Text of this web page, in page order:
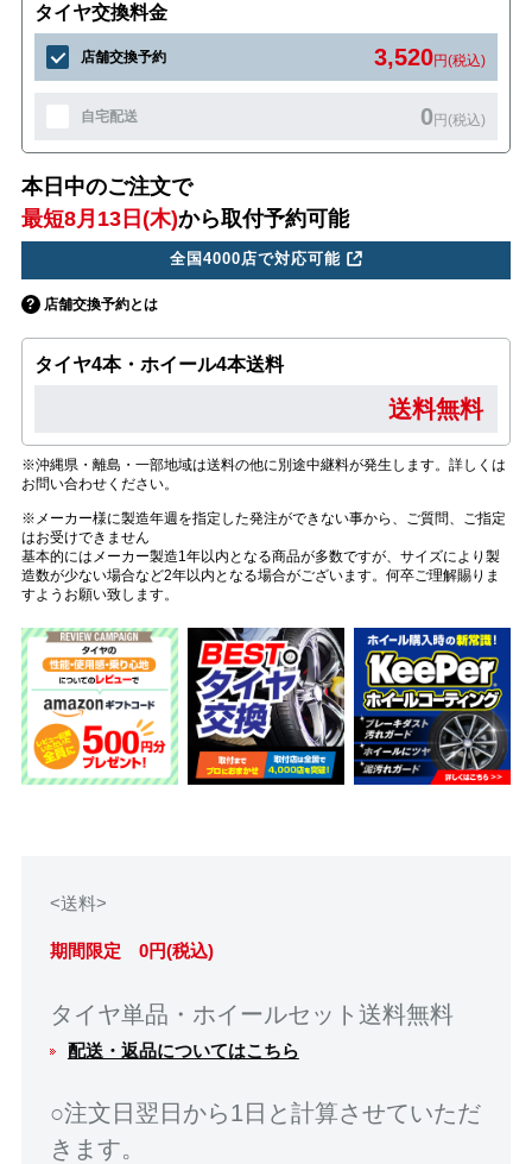
タイヤ交換料金
店舗交換予約 3,520円(税込)
自宅配送 0円(税込)
本日中のご注文で
最短8月13日(木)から取付予約可能
全国4000店で対応可能
店舗交換予約とは
タイヤ4本・ホイール4本送料
送料無料
※沖縄県・離島・一部地域は送料の他に別途中継料が発生します。詳しくは
お問い合わせください。
※メーカー様に製造年週を指定した発注ができない事から、ご質問、ご指定
はお受けできません
基本的にはメーカー製造1年以内となる商品が多数ですが、サイズにより製
造数が少ない場合など2年以内となる場合がございます。何卒ご理解賜りま
すようお願い致します。
<送料>
期間限定 0円(税込)
タイヤ単品・ホイールセット送料無料
配送・返品についてはこちら
○注文日翌日から1日と計算させていただ
きます。